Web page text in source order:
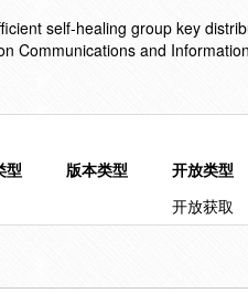
self-healing group key
Communications and
型 版本类型 开放类型
开放获取